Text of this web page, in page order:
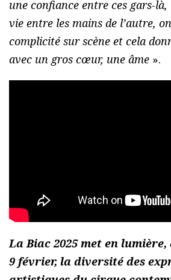
une confiance entre ces gars-
vie entre les mains de l’autre,
complicité sur scène et cela
avec un gros cœur, une âme ».
La Biac 2025 met en
9 février, la diversité des